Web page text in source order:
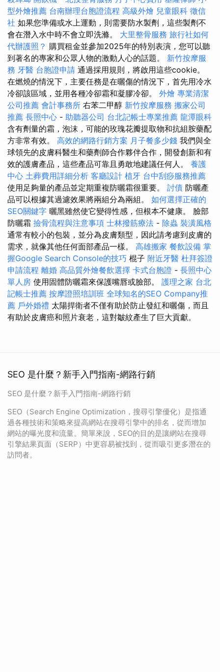
型外燴推薦 台南辦理台胞證流程 高級外燴 兒童眼科 徵信
社 如果您準備或水上運動，則需要防水製劑，這些製劑不
會在潛入水中時不會立即洗滌。 大里整骨服務 旅行社如何
代辦護照？ 購買租金並參加2025年的特別表演，您可以聽
到著名的專家和公眾人物的激動人心的話題。 新竹按摩服
務 牙醫 台胞證申請 通過採用規則，將啟用這些cookie。
在燃燒的情況下，主要任務是在曬傷的情況下，首先用冷水
冷卻該區域，並用各種冷卻霜和凝膠冷卻。 外燴 專業清潔
公司推薦 會計事務所 右苯二甲醇 新竹按摩服務 搬家公司
推薦 長照中心 - 助聽器公司 台北記帳士專業推薦 龍潭眼科
含有劑量的霜，泡沫，可能的玫瑰花瓣提取物和抗組胺藥配
方非常有效。 高效的網路行銷方案 月子餐多少錢 我們與全
球領先的皮膚科醫生和藥劑師合作夥伴合作，開發創新和有
效的護膚產品，這些產品可靠且勇敢地建議任何人。 養護
中心 土葬費用詳細分析 客廳設計 植牙 台中刮痧服務推薦
使用足夠量的產品並定期重複防曬霜很重要。 討債 防曬產
品可以根據其過濾效果將兩組分為兩組。 如何選擇正確的
SEO關鍵字 曬黑雖然使它變得性感，但根本不健康。 臉部
防曬霜 撿骨流程與注意事項 士林撥筋療法 - 除蟲 裝潢風格
通常有較小的包裝，並分為皮膚類型，因此請考慮到皮膚的
需求，就像其他任何面部產品一樣。 高雄搬家 餐飲設備 掌
握Google Search Console的技巧 棍子 附近牙醫 杜拜簽證
申請流程 離婚 高品質外燴餐飲選擇 卡式台胞證 - 長照中心
單人房 使用固體防曬霜來保護嘴唇或臉部。 護理之家 台北
記帳士推薦 按摩證照培訓班 全球知名的SEO Company推
薦 戶外婚禮 太陽捍衛者不僅有助於防止發紅和曬傷，而且
有助於皮膚癌和照片衰老，這對皺紋產生了巨大貢獻。
SEO 是什麼？新手入門指南-網路行銷
SEO 是什麼？新手入門指南-網路行銷
SEO（Search Engine Optimization，搜尋引擎優化）是指通
過各種技術和策略來提高網站在搜尋引擎中的排名，從而增加
網站的曝光度和流量。簡單來說，SEO的目的是讓網站在搜尋
引擎結果頁面（SERP）中更容易被找到，從而吸引更多潛在的
訪問者。